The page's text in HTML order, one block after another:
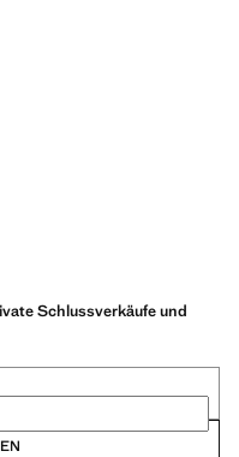
Schlussverkäufe und